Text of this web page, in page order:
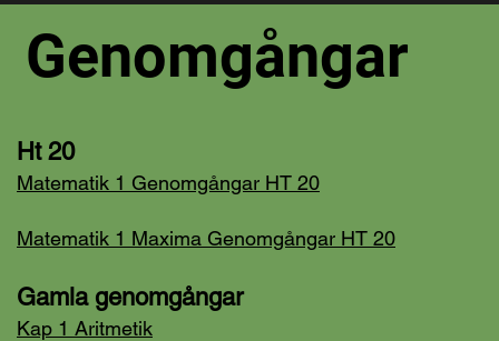
Genomgångar
Ht 20
Matematik 1 Genomgångar HT 20
Matematik 1 Maxima Genomgångar HT 20
Gamla genomgångar
Kap 1 Aritmetik